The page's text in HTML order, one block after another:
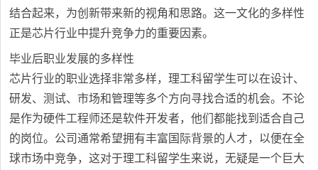
结合起来，为创新带来新的视角和思路。这一文化的多样性
正是芯片行业中提升竞争力的重要因素。
毕业后职业发展的多样性
芯片行业的职业选择非常多样，理工科留学生可以在设计、
研发、测试、市场和管理等多个方向寻找合适的机会。不论
是作为硬件工程师还是软件开发者，他们都能找到适合自己
的岗位。公司通常希望拥有丰富国际背景的人才，以便在全
球市场中竞争，这对于理工科留学生来说，无疑是一个巨大